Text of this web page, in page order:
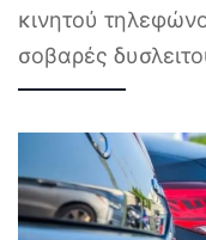
κινητού
σοβαρές